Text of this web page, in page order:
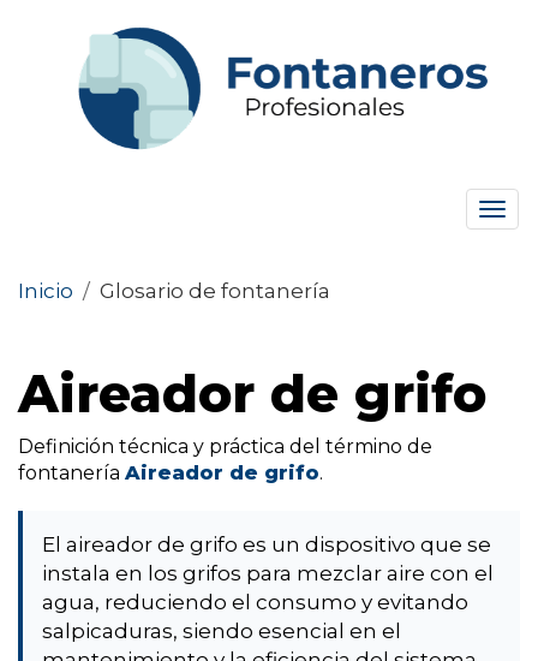
Inicio / Glosario de fontanería
Aireador de grifo
Definición técnica y práctica del término de
fontanería Aireador de grifo.
El aireador de grifo es un dispositivo que se
instala en los grifos para mezclar aire con el
agua, reduciendo el consumo y evitando
salpicaduras, siendo esencial en el